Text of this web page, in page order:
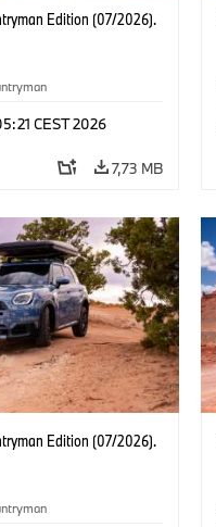
Edition (07/2026).
CEST 2026
7,73 MB
Edition (07/2026).